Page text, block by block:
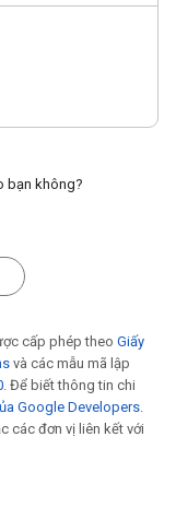
bạn không?
cấp phép theo Giấy
và các mẫu mã lập
. Để biết thông tin chi
Google Developers.
các đơn vị liên kết với